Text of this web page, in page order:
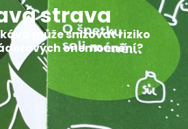
strava
může snižovat riziko
onemocnění?